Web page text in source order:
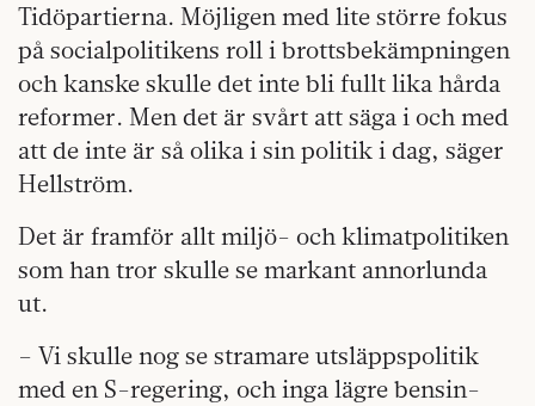
Tidöpartierna. Möjligen med lite större fokus
på socialpolitikens roll i brottsbekämpningen
och kanske skulle det inte bli fullt lika hårda
reformer. Men det är svårt att säga i och med
att de inte är så olika i sin politik i dag, säger
Hellström.
Det är framför allt miljö- och klimatpolitiken
som han tror skulle se markant annorlunda
ut.
– Vi skulle nog se stramare utsläppspolitik
med en S-regering, och inga lägre bensin-